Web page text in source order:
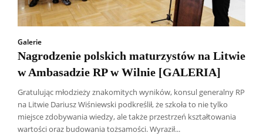
Galerie
Nagrodzenie polskich maturzystów na Litwie
w Ambasadzie RP w Wilnie [GALERIA]
Gratulując młodzieży znakomitych wyników, konsul generalny RP
na Litwie Dariusz Wiśniewski podkreślił, że szkoła to nie tylko
miejsce zdobywania wiedzy, ale także przestrzeń kształtowania
wartości oraz budowania tożsamości. Wyraził...
Wszyscy Aleksander Borowik
Antoni Radczenko
Artur Płokszto
Grzegorz Górny
ks. Jarosław Wąsowicz SDB